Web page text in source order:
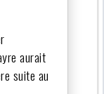
aurait
suite au